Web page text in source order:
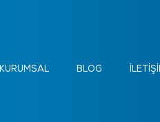
KURUMSAL BLOG